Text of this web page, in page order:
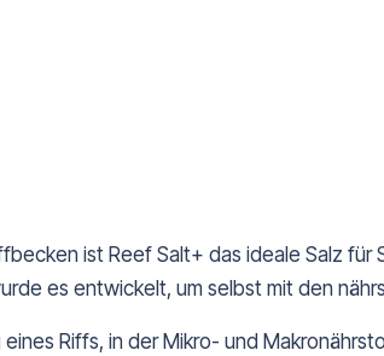
ist Reef Salt+ das ideale Salz
es entwickelt, um selbst mit den
Riffs, in der Mikro- und